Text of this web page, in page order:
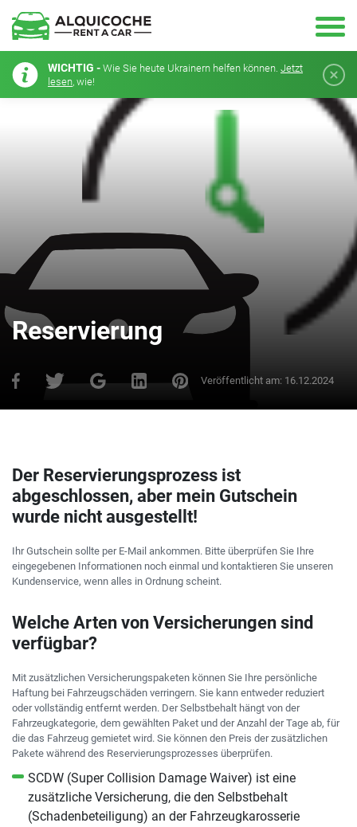
WICHTIG - Wie Sie heute Ukrainern helfen können. Jetzt
lesen, wie!
Reservierung
Veröffentlicht am: 16.12.2024
Der Reservierungsprozess ist
abgeschlossen, aber mein Gutschein
wurde nicht ausgestellt!
Ihr Gutschein sollte per E-Mail ankommen. Bitte überprüfen Sie Ihre
eingegebenen Informationen noch einmal und kontaktieren Sie unseren
Kundenservice, wenn alles in Ordnung scheint.
Welche Arten von Versicherungen sind
verfügbar?
Mit zusätzlichen Versicherungspaketen können Sie Ihre persönliche
Haftung bei Fahrzeugschäden verringern. Sie kann entweder reduziert
oder vollständig entfernt werden. Der Selbstbehalt hängt von der
Fahrzeugkategorie, dem gewählten Paket und der Anzahl der Tage ab, für
die das Fahrzeug gemietet wird. Sie können den Preis der zusätzlichen
Pakete während des Reservierungsprozesses überprüfen.
SCDW (Super Collision Damage Waiver) ist eine
zusätzliche Versicherung, die den Selbstbehalt
(Schadenbeteiligung) an der Fahrzeugkarosserie